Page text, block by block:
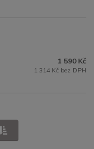
1 590 Kč
1 314 Kč bez DPH